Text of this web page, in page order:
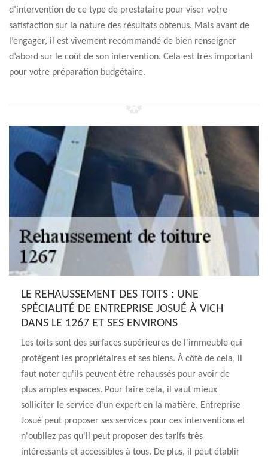
d’intervention de ce type de prestataire pour viser votre
satisfaction sur la nature des résultats obtenus. Mais avant de
l’engager, il est vivement recommandé de bien renseigner
d’abord sur le coût de son intervention. Cela est très important
pour votre préparation budgétaire.
LE REHAUSSEMENT DES TOITS : UNE
SPÉCIALITÉ DE ENTREPRISE JOSUÉ À VICH
DANS LE 1267 ET SES ENVIRONS
Les toits sont des surfaces supérieures de l'immeuble qui
protègent les propriétaires et ses biens. À côté de cela, il
faut noter qu'ils peuvent être rehaussés pour avoir de
plus amples espaces. Pour faire cela, il vaut mieux
solliciter le service d'un expert en la matière. Entreprise
Josué peut proposer ses services pour ces interventions et
n'oubliez pas qu'il peut proposer des tarifs très
intéressants et accessibles à tous. De plus, il peut établir